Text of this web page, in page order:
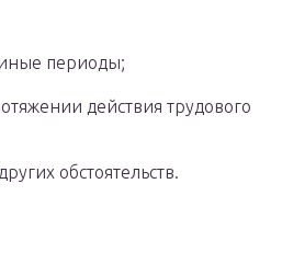
периоды;
действия трудового
обстоятельств.